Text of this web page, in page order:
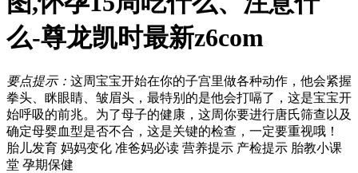
么-尊龙凯时最新z6com
要点提示： 这周宝宝开始在你的子宫里做各种动作，他会紧握
拳头、眯眼睛、皱眉头，最特别的是他会打嗝了，这是宝宝开
始呼吸的前兆。为了母子的健康，这周你要进行唐氏筛查以及
确定母婴血型是否不合，这是关键的检查，一定要重视哦！
胎儿发育 妈妈变化 准爸妈必读 营养提示 产检提示 胎教小课
堂 孕期保健